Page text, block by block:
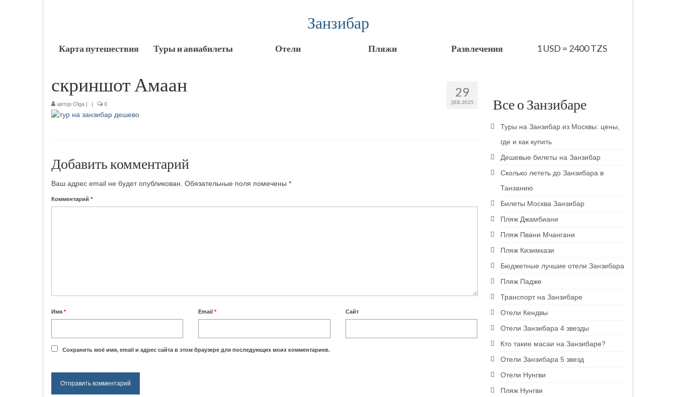
Занзибар
Карта путешествия Туры и авиабилеты Отели Пляжи Развлечения 1 USD = 2400 TZS
29
ДЕК 2025
скриншот Амаан
автор Olga | | 0
Добавить комментарий
Ваш адрес email не будет опубликован. Обязательные поля помечены *
Комментарий *
Имя * Email* Сайт
Сохранить моё имя, email и адрес сайта в этом браузере для последующих моих комментариев.
Все о Занзибаре
Туры на Занзибар из Москвы: цены,
где и как купить
Дешевые билеты на Занзибар
Сколько лететь до Занзибара в
Танзанию
Билеты Москва Занзибар
Пляж Джамбиани
Пляж Пвани Мчангани
Пляж Кизимкази
Бюджетные лучшие отели Занзибара
Пляж Падже
Транспорт на Занзибаре
Отели Кендвы
Отели Занзибара 4 звезды
Кто такие масаи на Занзибаре?
Отели Занзибара 5 звезд
Отели Нунгви
Пляж Нунгви